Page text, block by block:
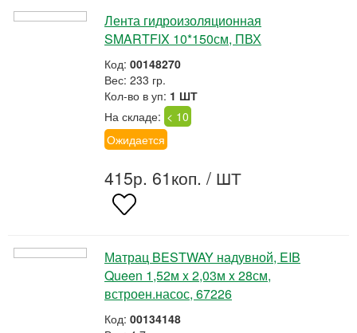
Лента гидроизоляционная
SMARTFIX 10*150см, ПВХ
Код: 00148270
Вес: 233 гр.
Кол-во в уп: 1 ШТ
На складе: < 10
Ожидается
415р. 61коп. / ШТ
Матрац BESTWAY надувной, EIB
Queen 1,52м x 2,03м x 28см,
встроен.насос, 67226
Код: 00134148